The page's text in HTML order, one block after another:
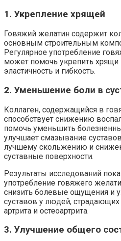
1. Укрепление хрящей
Говяжий желатин содержит
основным строительным
Регулярное употребление
может помочь укрепить хрящи
эластичность и гибкость.
2. Уменьшение боли в
Коллаген, содержащийся в
способствует снижению
помочь уменьшить
улучшает смазывание
лучшему скольжению и
суставные поверхности.
Результаты исследований
употребление говяжего
снизить болевые ощущения и
суставов у людей,
артрита и остеоартрита.
3. Улучшение общего